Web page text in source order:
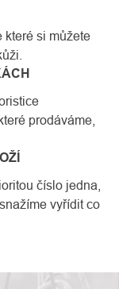
které si můžete
prodáváme,
číslo jedna,
vyřídit co